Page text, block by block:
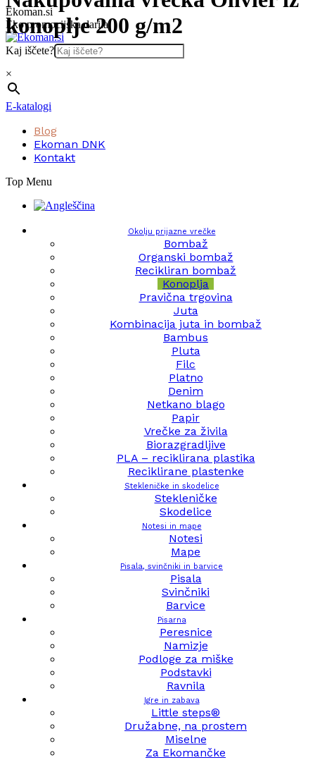
Skip
to
content
Ekoman.si
Eko promocijska darila
Kaj iščete?
×
E-katalogi
Blog
Ekoman DNK
Kontakt
Top Menu
Okolju prijazne vrečke
Bombaž
Organski bombaž
Recikliran bombaž
Konoplja
Pravična trgovina
Juta
Kombinacija juta in bombaž
Bambus
Pluta
Filc
Platno
Denim
Netkano blago
Papir
Vrečke za živila
Biorazgradljive
PLA – reciklirana plastika
Reciklirane plastenke
Stekleničke in skodelice
Stekleničke
Skodelice
Notesi in mape
Notesi
Mape
Pisala, svinčniki in barvice
Pisala
Svinčniki
Barvice
Pisarna
Peresnice
Namizje
Podloge za miške
Podstavki
Ravnila
Igre in zabava
Little steps®
Družabne, na prostem
Miselne
Za Ekomančke
konoplje 200 g/m2